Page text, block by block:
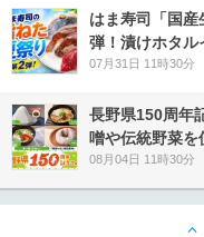
はま寿司「国
弾！漬けホタル
07月31日 11時30分
長野県150周年
噌や伝統野菜を
08月04日 11時30分